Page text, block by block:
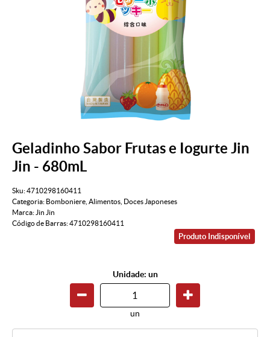
Geladinho Sabor Frutas e Iogurte Jin
Jin - 680mL
Sku:4710298160411
Categoria: Bomboniere Alimentos Doces Japoneses
Marca: Jin Jin
Código de Barras:4710298160411
Produto Indisponível
Unidade: un
un